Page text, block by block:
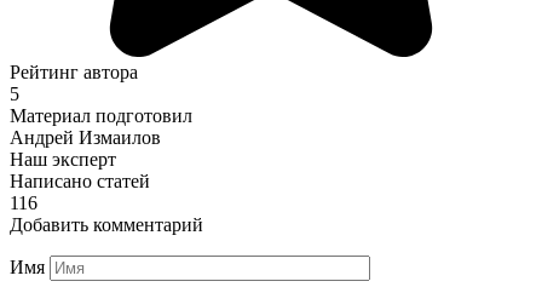
Рейтинг автора
5
Материал подготовил
Андрей Измаилов
Наш эксперт
Написано статей
116
Добавить комментарий
Имя